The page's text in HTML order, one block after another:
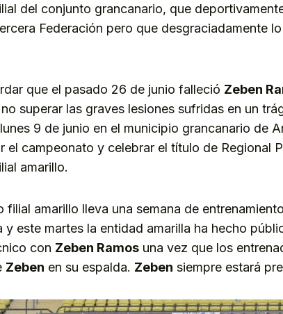
del conjunto grancanario, que
Federación pero que desgraciadamente
que el pasado 26 de junio falleció Zeben
superar las graves lesiones sufridas en un
9 de junio en el municipio grancanario de
el campeonato y celebrar el título de Regional
amarillo.
filial amarillo lleva una semana de
y este martes la entidad amarilla ha hecho
con Zeben Ramos una vez que los
Zeben en su espalda. Zeben siempre estará